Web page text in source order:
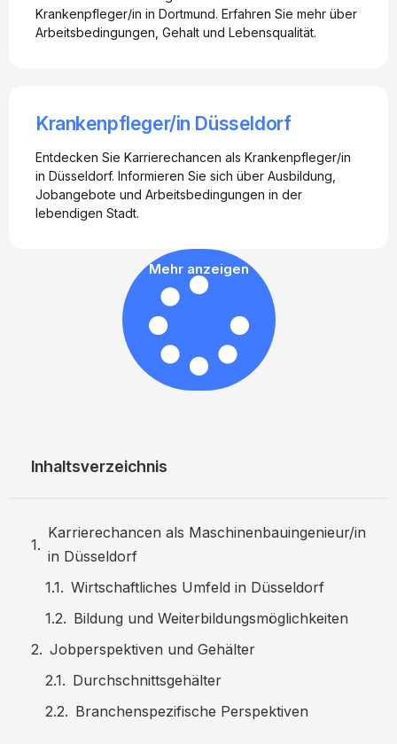
Krankenpfleger/in in Dortmund. Erfahren Sie mehr über
Arbeitsbedingungen, Gehalt und Lebensqualität.
Krankenpfleger/in Düsseldorf
Entdecken Sie Karrierechancen als Krankenpfleger/in
in Düsseldorf. Informieren Sie sich über Ausbildung,
Jobangebote und Arbeitsbedingungen in der
lebendigen Stadt.
Mehr anzeigen
Inhaltsverzeichnis
Karrierechancen als Maschinenbauingenieur/in
in Düsseldorf
Wirtschaftliches Umfeld in Düsseldorf
Bildung und Weiterbildungsmöglichkeiten
Jobperspektiven und Gehälter
Durchschnittsgehälter
Branchenspezifische Perspektiven